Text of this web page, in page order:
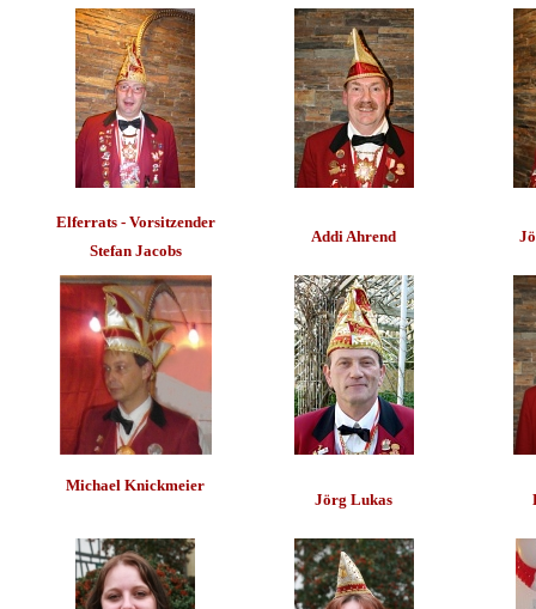
Elferrats - Vorsitzender
Stefan Jacobs
Addi Ahrend
Michael Knickmeier
Jörg Lukas